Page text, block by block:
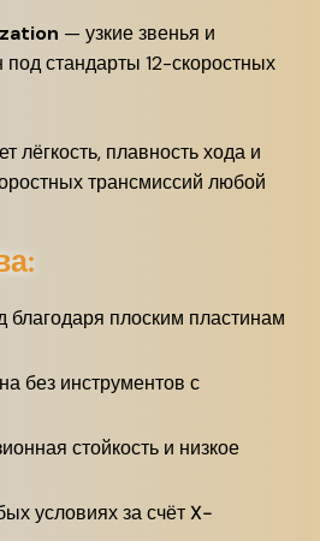
— узкие звенья и
под стандарты 12-скоростных
лёгкость, плавность хода и
трансмиссий любой
благодаря плоским пластинам
без инструментов с
стойкость и низкое
условиях за счёт X-